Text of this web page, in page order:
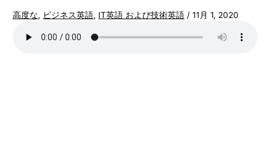
高度な, ビジネス英語, IT英語 および技術英語 /11月 1, 2020